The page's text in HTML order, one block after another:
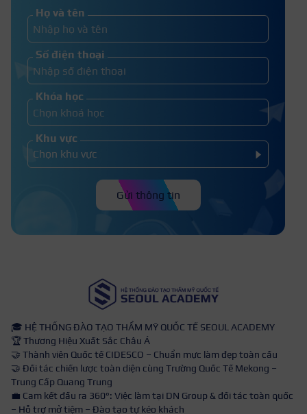
ý nghĩa trong phong thủy
Họ và tên
Số điện thoại
Khóa học
Khu vực
Gửi thông tin
🎓 HỆ THỐNG ĐÀO TẠO THẨM MỸ QUỐC TẾ SEOUL ACADEMY
🏆 Thương Hiệu Xuất Sắc Châu Á
🤝 Thành viên Quốc tế CIDESCO – Chuẩn mực làm đẹp toàn cầu
🤝 Đối tác chiến lược toàn diện cùng Trường Quốc Tế Mekong –
Trung Cấp Quang Trung
💼 Cam kết đầu ra 360°: Việc làm tại DN Group & đối tác toàn quốc
– Hỗ trợ mở tiệm – Đào tạo tự kéo khách